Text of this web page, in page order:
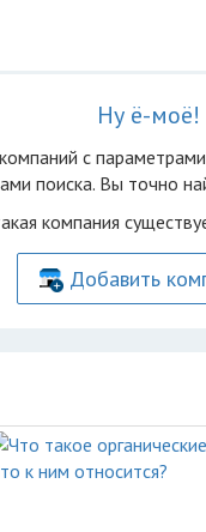
Ну ё-моё!
с
поиска. Вы точно
компания
Добавить